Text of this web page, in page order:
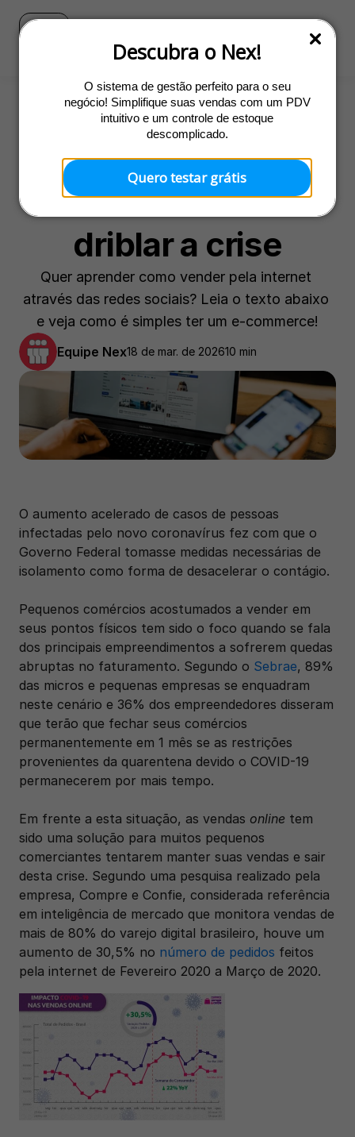
Descubra o Nex!
O sistema de gestão perfeito para o seu
negócio! Simplifique suas vendas com um PDV
intuitivo e um controle de estoque
descomplicado.
Quero testar grátis
Venda online
Como vender pelas
redes sociais e
driblar a crise
Quer aprender como vender pela internet
através das redes sociais? Leia o texto abaixo
e veja como é simples ter um e-commerce!
Equipe Nex18 de mar. de 202610 min
O aumento acelerado de casos de pessoas
infectadas pelo novo coronavírus fez com que o
Governo Federal tomasse medidas necessárias de
isolamento como forma de desacelerar o contágio.
Pequenos comércios acostumados a vender em
seus pontos físicos tem sido o foco quando se fala
dos principais empreendimentos a sofrerem quedas
abruptas no faturamento. Segundo o Sebrae, 89%
das micros e pequenas empresas se enquadram
neste cenário e 36% dos empreendedores disseram
que terão que fechar seus comércios
permanentemente em 1 mês se as restrições
provenientes da quarentena devido o COVID-19
permanecerem por mais tempo.
Em frente a esta situação, as vendas online tem
sido uma solução para muitos pequenos
comerciantes tentarem manter suas vendas e sair
desta crise. Segundo uma pesquisa realizado pela
empresa, Compre e Confie, considerada referência
em inteligência de mercado que monitora vendas de
mais de 80% do varejo digital brasileiro, houve um
aumento de 30,5% no número de pedidos feitos
pela internet de Fevereiro 2020 a Março de 2020.
Blog Ir para o site do Nex